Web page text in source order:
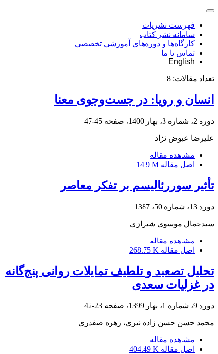
فهرست نشریات
سامانه نشر کتاب
کارگاه‌ها و دوره‌های آموزشی تخصصی
تماس با ما
English
تعداد مقالات: 8
انسان و رویا: در جست‌وجوی معنا
دوره 2، شماره 3، بهار 1400، صفحه 45-47
علیرضا عیوض نژاد
مشاهده مقاله
اصل مقاله 14.9 M
تأثیر سوررئالیسم بر تفکر معاصر
دوره 13، شماره 50، 1387
سیدجمال موسوی شیرازی
مشاهده مقاله
اصل مقاله 268.75 K
تحلیل تصعید و تلطیف تمایلات روانی پنج‌گانه
در غزلیات سعدی
دوره 9، شماره 1، بهار 1399، صفحه 23-42
محمد حسن حسن زاده نیری، زهره صفدری
مشاهده مقاله
اصل مقاله 404.49 K